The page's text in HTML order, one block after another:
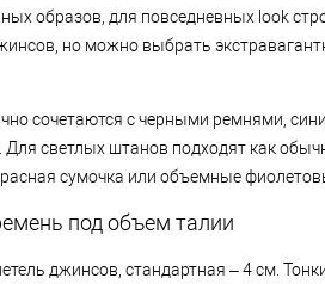
образов, для повседневных look
но можно выбрать
сочетаются с черными ремнями,
Для светлых штанов подходят как
сумочка или объемные
под объем талии
джинсов, стандартная – 4 см.